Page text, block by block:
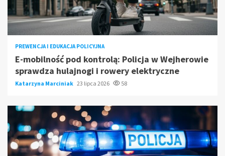
PREWENCJA I EDUKACJA POLICYJNA
E-mobilność pod kontrolą: Policja w Wejherowie
sprawdza hulajnogi i rowery elektryczne
Katarzyna Marciniak 23 lipca 2026 58